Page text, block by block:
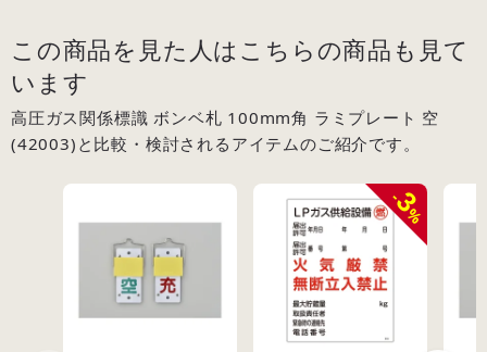
この商品を見た人はこちらの商品も見て
います
高圧ガス関係標識 ボンベ札 100mm角 ラミプレート 空
(42003)と比較・検討されるアイテムのご紹介です。
-
3
%